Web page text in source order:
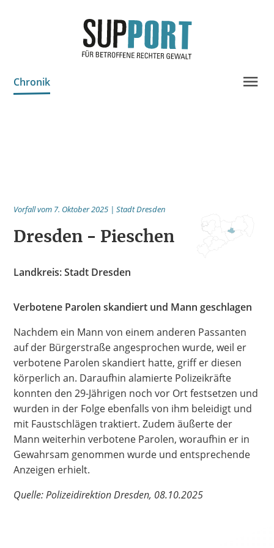
Chronik
Publikationen
Bildungsangebote
Deutsch العربية Český English
Français
Italiano
Kurdí فارسی Polski
Português
Русский
Español ትግርኛ Türkçe Việt
Vorfall vom 7. Oktober 2025 | Stadt Dresden
Dresden - Pieschen
Landkreis: Stadt Dresden
Verbotene Parolen skandiert und Mann geschlagen
Nachdem ein Mann von einem anderen Passanten
auf der Bürgerstraße angesprochen wurde, weil er
verbotene Parolen skandiert hatte, griff er diesen
körperlich an. Daraufhin alamierte Polizeikräfte
konnten den 29-Jährigen noch vor Ort festsetzen und
wurden in der Folge ebenfalls von ihm beleidigt und
mit Faustschlägen traktiert. Zudem äußerte der
Mann weiterhin verbotene Parolen, woraufhin er in
Gewahrsam genommen wurde und entsprechende
Anzeigen erhielt.
Quelle: Polizeidirektion Dresden, 08.10.2025